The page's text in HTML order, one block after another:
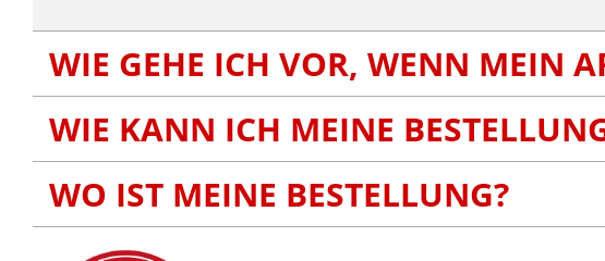
WIE GEHE ICH VOR, WENN MEIN
WIE KANN ICH MEINE
WO IST MEINE BESTELLUNG?